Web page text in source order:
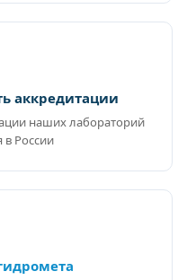
аккредитации
наших лабораторий
России